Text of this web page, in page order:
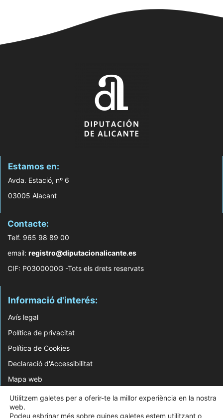
Estamos en:
Avda. Estació, nº 6
03005 Alacant
Contacte:
Telf. 965 98 89 00
email: registro@diputacionalicante.es
CIF: P0300000G -Tots els drets reservats
Informació d'interés:
Avís legal
Política de privacitat
Política de Cookies
Declaració d'Accessibilitat
Mapa web
© 2026 Web Desenvolupada pel Servei d'Informàtica de Diputació d'Alacant
Utilitzem galetes per a oferir-te la millor experiència en la nostra
web.
Podeu esbrinar més sobre quines galetes estem utilitzant o